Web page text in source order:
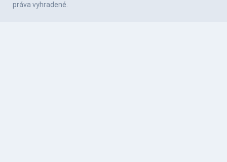
práva vyhradené.